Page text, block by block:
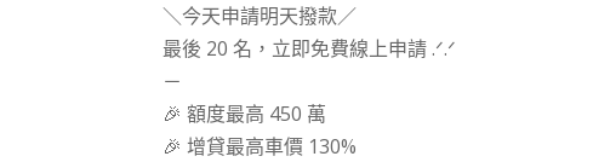
＼今天申請明天撥款／
最後 20 名，立即免費線上申請 .ᐟ.ᐟ
－
🎉 額度最高 450 萬
🎉 增貸最高車價 130%